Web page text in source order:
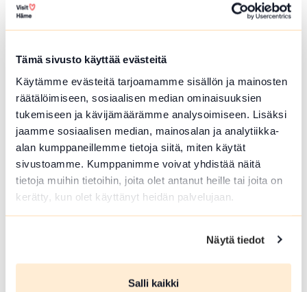
Tämä sivusto käyttää evästeitä
Käytämme evästeitä tarjoamamme sisällön ja mainosten
räätälöimiseen, sosiaalisen median ominaisuuksien
tukemiseen ja kävijämäärämme analysoimiseen. Lisäksi
jaamme sosiaalisen median, mainosalan ja analytiikka-
alan kumppaneillemme tietoja siitä, miten käytät
sivustoamme. Kumppanimme voivat yhdistää näitä
tietoja muihin tietoihin, joita olet antanut heille tai joita on
kerätty, kun olet käyttänyt heidän palvelujaan.
Näytä tiedot
Salli kaikki
Forest Guide in Loppi and Tammela
Guided trips to Forrest and meals at campfire.
Picking...
Read more Forest Guide in Loppi and Tammela